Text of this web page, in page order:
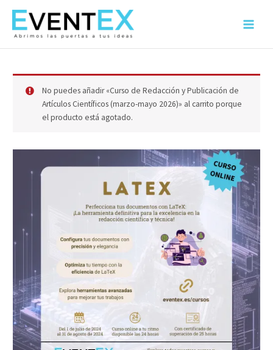
contenido
Main
No puedes añadir «Curso de Redacción y Publicación de
Artículos Científicos (marzo-mayo 2026)» al carrito porque
el producto está agotado.